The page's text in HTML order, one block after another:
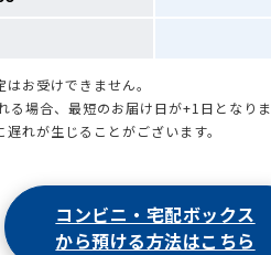
お受けできません。
場合、最短のお届け日が+1日となりま
れが生じることがございます。
コンビニ・宅配ボックス
から預ける方法はこちら